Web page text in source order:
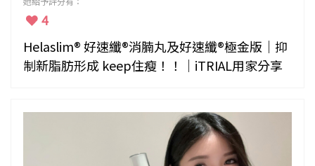
4
Helaslim® 好速纖®消腩丸及好速纖®極金版｜抑
制新脂肪形成 keep住瘦！！｜iTRIAL用家分享